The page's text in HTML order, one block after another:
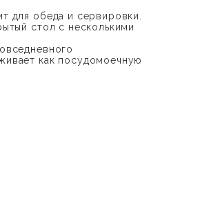
для обеда и сервировки.
стол с несколькими
как посудомоечную